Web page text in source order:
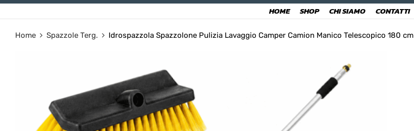
HOME SHOP CHI SIAMO CONTATTI
Home Spazzole Terg. Idrospazzola Spazzolone Pulizia Lavaggio Camper Camion Manico Telescopico 180 cm